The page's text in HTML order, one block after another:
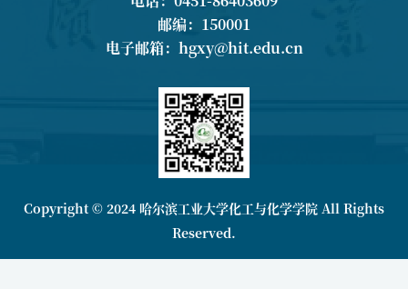
邮编：150001
电子邮箱： hgxy@hit.edu.cn
Copyright © 2024 哈尔滨工业大学化工与化学学院 All Rights
Reserved.